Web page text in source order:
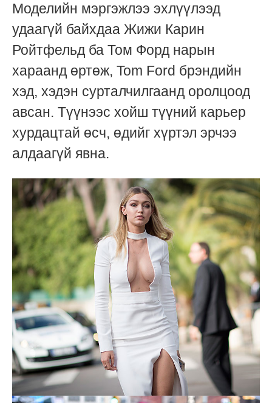
Моделийн мэргэжлээ эхлүүлээд
удаагүй байхдаа Жижи Карин
Ройтфельд ба Том Форд нарын
хараанд өртөж, Tom Ford брэндийн
хэд, хэдэн сурталчилгаанд оролцоод
авсан. Түүнээс хойш түүний карьер
хурдацтай өсч, өдийг хүртэл эрчээ
алдаагүй явна.